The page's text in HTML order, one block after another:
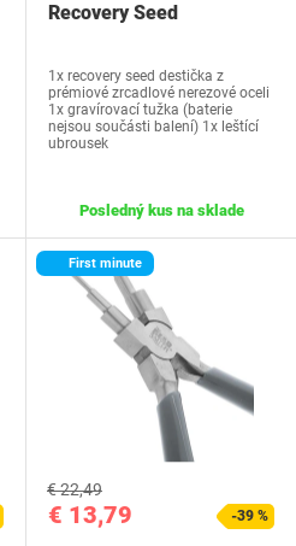
Recovery Seed
1x recovery seed destička z
prémiové zrcadlové nerezové oceli
1x gravírovací tužka (baterie
nejsou součásti balení) 1x leštící
ubrousek
Posledný kus na sklade
First minute
€ 13,79
€ 22,49
-39 %